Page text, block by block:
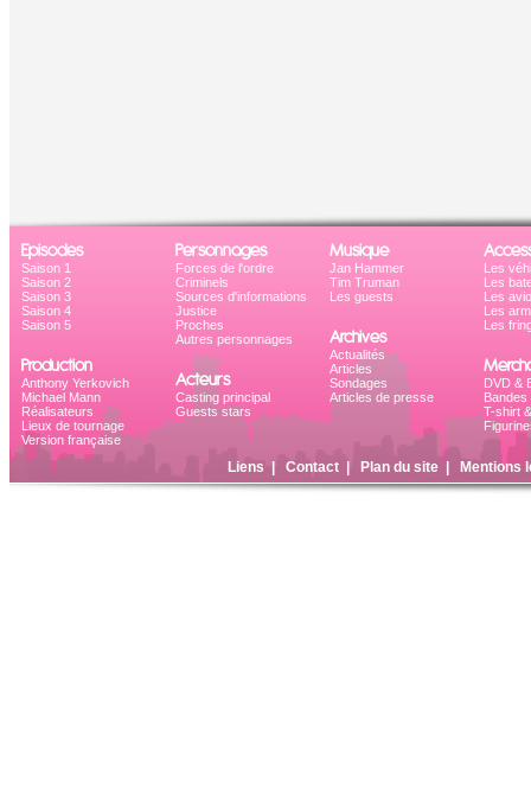
Episodes
Saison 1
Saison 2
Saison 3
Saison 4
Saison 5
Production
Anthony Yerkovich
Michael Mann
Réalisateurs
Lieux de tournage
Version française
Personnages
Forces de l'ordre
Criminels
Sources d'informations
Justice
Proches
Autres personnages
Acteurs
Casting principal
Guests stars
Musique
Jan Hammer
Tim Truman
Les guests
Archives
Actualités
Articles
Sondages
Articles de presse
Les
Les
Les
Les
Les
DVD &
Bandes
T-shirt
Liens Contact| Plan du site| Mentions